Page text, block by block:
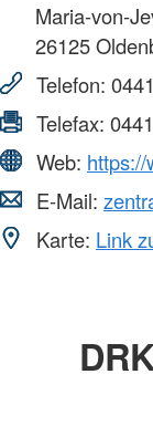
Maria-von-
26125
Telefon:
Telefax:
Web:
E-Mail:
Karte: Link